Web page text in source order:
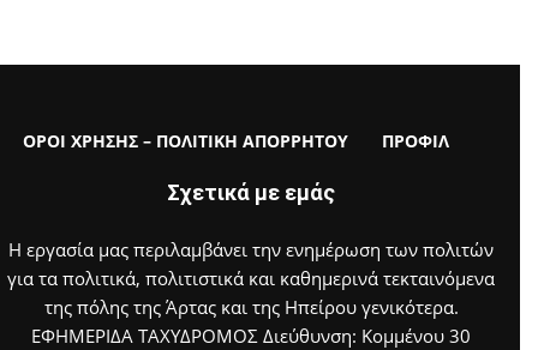
ΟΡΟΙ ΧΡΗΣΗΣ – ΠΟΛΙΤΙΚΗ ΑΠΟΡΡΗΤΟΥ ΠΡΟΦΙΛ
Σχετικά με εμάς
Η εργασία μας περιλαμβάνει την ενημέρωση των πολιτών
για τα πολιτικά, πολιτιστικά και καθημερινά τεκταινόμενα
της πόλης της Άρτας και της Ηπείρου γενικότερα.
ΕΦΗΜΕΡΙΔΑ ΤΑΧΥΔΡΟΜΟΣ Διεύθυνση: Κομμένου 30